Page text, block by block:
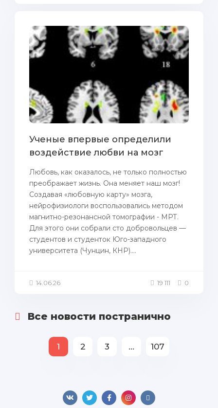
Ученые впервые определили
воздействие любви на мозг
Любовь, как оказалось, не только полностью
преображает жизнь. Она меняет наш мозг!
Создавая «любовную карту» мозга,
нейрофизиологи воспользовались методом
магнитно-резонансной томографии - МРТ.
Для этого они собрали сто добровольцев —
студентов и студенток Юго-западного
университета (Чунцин, КНР)....
14.06.26 19 111 0
Все новости постранично
1 2 3 ... 107